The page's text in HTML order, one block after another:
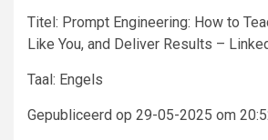
Titel: Prompt Engineering: How to
Like You, and Deliver Results –
Taal: Engels
Gepubliceerd op 29-05-2025 om